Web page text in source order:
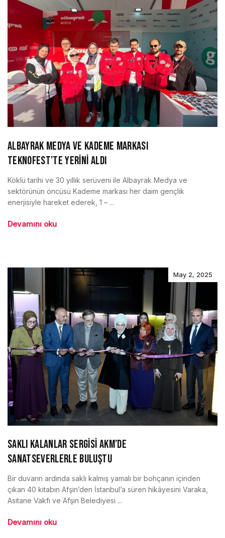
ALBAYRAK MEDYA VE KADEME MARKASI
TEKNOFEST’TE YERİNİ ALDI
Köklü tarihi ve 30 yıllık serüveni ile Albayrak Medya ve
sektörünün öncüsü Kademe markası her daim gençlik
enerjisiyle hareket ederek, 1 – ...
Devamını oku
May 2, 2025
SAKLI KALANLAR SERGİSİ AKM’DE
SANATSEVERLERLE BULUŞTU
Bir duvarın ardında saklı kalmış yamalı bir bohçanın içinden
çıkan 40 kitabın Afşin’den İstanbul’a süren hikâyesini Varaka,
Asitane Vakfı ve Afşin Belediyesi ...
Devamını oku